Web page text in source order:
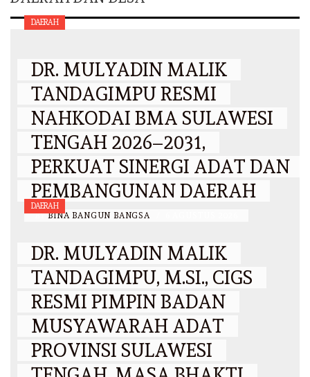
DAERAH
DR. MULYADIN MALIK
TANDAGIMPU RESMI
NAHKODAI BMA SULAWESI
TENGAH 2026–2031,
PERKUAT SINERGI ADAT DAN
PEMBANGUNAN DAERAH
BY BINA BANGUN BANGSA
DAERAH
DR. MULYADIN MALIK
TANDAGIMPU, M.SI., CIGS
RESMI PIMPIN BADAN
MUSYAWARAH ADAT
PROVINSI SULAWESI